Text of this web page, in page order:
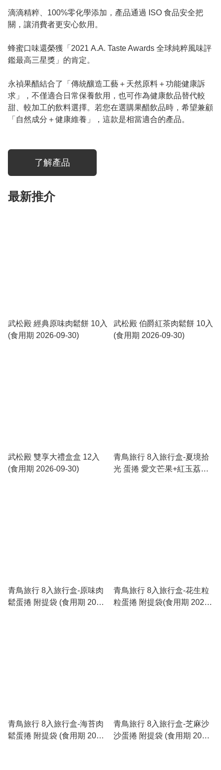
滴滴精粹、100%零化學添加，產品通過 ISO 食品安全把
關，讓消費者更安心飲用。
蜂蜜口味還榮獲「2021 A.A. Taste Awards 全球純粹風味評
鑑最高三星獎」的肯定。
永禎果醋結合了「傳統釀造工藝＋天然原料＋功能健康訴
求」，不僅適合日常保養飲用，也可作為健康飲品替代較
甜、較加工的飲料選擇。若您在選購果醋飲品時，希望兼顧
「自然成分＋健康維養」，這款是相當適合的產品。
了解產品
最新推介
武松殿 經典原味肉鬆餅 10入
(食用期 2026-09-30)
武松殿 伯爵紅茶肉鬆餅 10入
(食用期 2026-09-30)
武松殿 雙享大禮盒盒 12入
(食用期 2026-09-30)
青鳥旅行 8入旅行盒-夏境拾
光 蛋捲 愛文芒果+紅玉荔枝
青鳥旅行 8入旅行盒-原味肉
鬆蛋捲 附提袋 (食用期 2026-
青鳥旅行 8入旅行盒-花生粒
粒蛋捲 附提袋(食用期 2026-
青鳥旅行 8入旅行盒-海苔肉
鬆蛋捲 附提袋 (食用期 2026-
青鳥旅行 8入旅行盒-芝麻沙
沙蛋捲 附提袋 (食用期 2026-